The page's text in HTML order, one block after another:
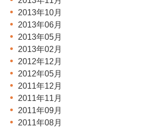
2013年10月
2013年06月
2013年05月
2013年02月
2012年12月
2012年05月
2011年12月
2011年11月
2011年09月
2011年08月